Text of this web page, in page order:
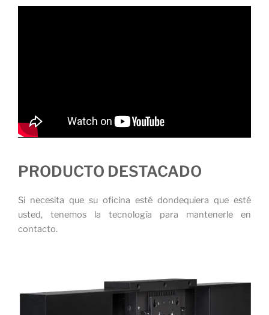
PRODUCTO DESTACADO
Si necesita que su oficina esté dondequiera que esté
usted, tenemos la tecnología para mantenerle en
contacto.